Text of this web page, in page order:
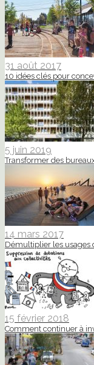
31 août 2017
10 idées clés pour
5 juin 2019
Transformer des
14 mars 2017
Démultiplier les usages
15 février 2018
Comment continuer à